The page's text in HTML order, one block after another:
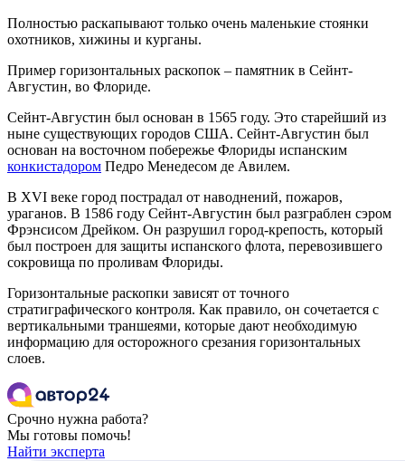
Полностью раскапывают только очень маленькие стоянки
охотников, хижины и курганы.
Пример горизонтальных раскопок – памятник в Сейнт-
Августин, во Флориде.
Сейнт-Августин был основан в 1565 году. Это старейший из
ныне существующих городов США. Сейнт-Августин был
основан на восточном побережье Флориды испанским
конкистадором Педро Менедесом де Авилем.
В XVI веке город пострадал от наводнений, пожаров,
ураганов. В 1586 году Сейнт-Августин был разграблен сэром
Фрэнсисом Дрейком. Он разрушил город-крепость, который
был построен для защиты испанского флота, перевозившего
сокровища по проливам Флориды.
Горизонтальные раскопки зависят от точного
стратиграфического контроля. Как правило, он сочетается с
вертикальными траншеями, которые дают необходимую
информацию для осторожного срезания горизонтальных
слоев.
Срочно нужна работа?
Мы готовы помочь!
Найти эксперта